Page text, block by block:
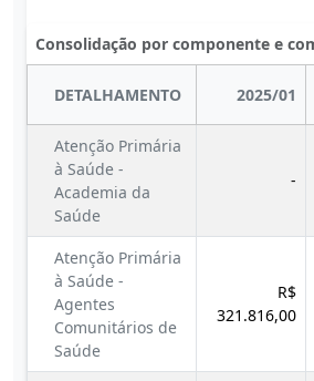
Consolidação por componente e
DETALHAMENTO 2025/01
Atenção Primária
à Saúde -
Academia da
Saúde
-
Atenção Primária
à Saúde -
Agentes
Comunitários de
Saúde
R$
321.816,00